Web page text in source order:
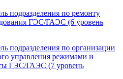
подразделения по ремонту
ГЭС/ГАЭС (6 уровень
подразделения по организации
управления режимами и
ГЭС/ГАЭС (7 уровень